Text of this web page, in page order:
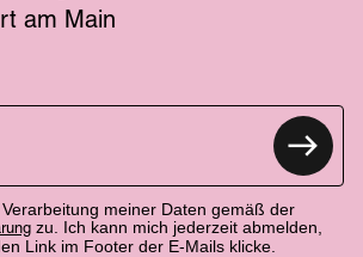
am Main
meiner Daten gemäß der
zu. Ich kann mich jederzeit abmelden,
Link im Footer der E-Mails klicke.